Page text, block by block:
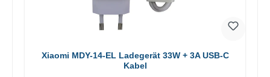
Xiaomi MDY-14-EL Ladegerät 33W + 3A USB-C
Kabel